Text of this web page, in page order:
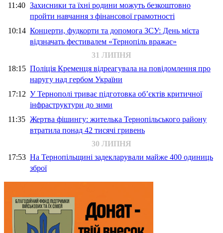
11:40 Захисники та їхні родини можуть безкоштовно
пройти навчання з фінансової грамотності
10:14 Концерти, фудкорти та допомога ЗСУ: День міста
відзначать фестивалем «Тернопіль вражає»
31 ЛИПНЯ
18:15 Поліція Кременця відреагувала на повідомлення про
наругу над гербом України
17:12 У Тернополі триває підготовка об’єктів критичної
інфраструктури до зими
11:35 Жертва фішингу: жителька Тернопільського району
втратила понад 42 тисячі гривень
30 ЛИПНЯ
17:53 На Тернопільщині задекларували майже 400 одиниць
зброї